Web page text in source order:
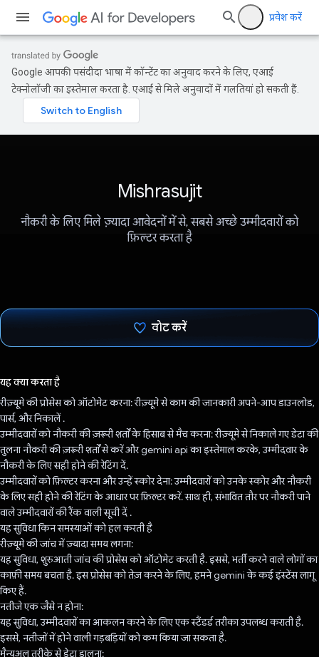
प्रवेश करें
Google आपकी पसंदीदा भाषा में कॉन्टेंट का अनुवाद करने के लिए, एआई
टेक्नोलॉजी का इस्तेमाल करता है. एआई से मिले अनुवादों में गलतियां हो सकती हैं.
Mishrasujit
नौकरी के लिए मिले ज़्यादा आवेदनों में से, सबसे अच्छे उम्मीदवारों को
फ़िल्टर करता है
वोट करें
यह क्या करता है
रीज़्यूमे की प्रोसेस को ऑटोमेट करना: रीज़्यूमे से काम की जानकारी अपने-आप डाउनलोड,
पार्स, और निकालें .
उम्मीदवारों को नौकरी की ज़रूरी शर्तों के हिसाब से मैच करना: रीज़्यूमे से निकाले गए डेटा की
तुलना नौकरी की ज़रूरी शर्तों से करें और gemini api का इस्तेमाल करके, उम्मीदवार के
नौकरी के लिए सही होने की रेटिंग दें.
उम्मीदवारों को फ़िल्टर करना और उन्हें स्कोर देना: उम्मीदवारों को उनके स्कोर और नौकरी
के लिए सही होने की रेटिंग के आधार पर फ़िल्टर करें. साथ ही, संभावित तौर पर नौकरी पाने
वाले उम्मीदवारों की रैंक वाली सूची दें .
यह सुविधा किन समस्याओं को हल करती है
रीज़्यूमे की जांच में ज़्यादा समय लगना:
यह सुविधा, शुरुआती जांच की प्रोसेस को ऑटोमेट करती है. इससे, भर्ती करने वाले लोगों का
काफ़ी समय बचता है. इस प्रोसेस को तेज़ करने के लिए, हमने gemini के कई इंस्टेंस लागू
किए हैं.
नतीजे एक जैसे न होना:
यह सुविधा, उम्मीदवारों का आकलन करने के लिए एक स्टैंडर्ड तरीका उपलब्ध कराती है.
इससे, नतीजों में होने वाली गड़बड़ियों को कम किया जा सकता है.
मैन्युअल तरीके से डेटा डालना: